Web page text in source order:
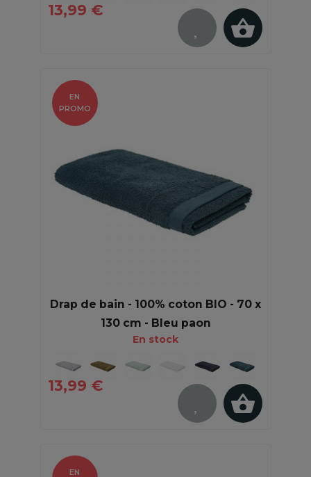
13,99 €
Drap de bain - 100% coton BIO - 70 x
130 cm - Bleu paon
En stock
13,99 €
EN
PROMO
EN